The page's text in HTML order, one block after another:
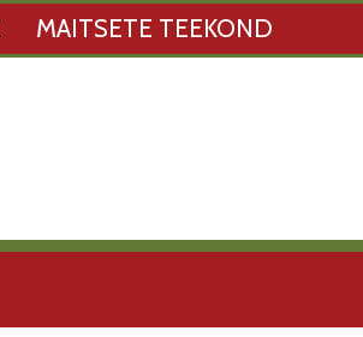
MAITSETE TEEKOND